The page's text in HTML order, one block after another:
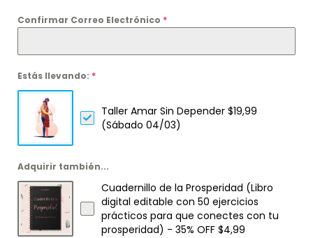
Confirmar Correo Electrónico *
Estás llevando: *
Taller Amar Sin Depender $19,99
(Sábado 04/03)
Adquirir también...
Cuadernillo de la Prosperidad (Libro
digital editable con 50 ejercicios
prácticos para que conectes con tu
prosperidad) - 35% OFF $4,99